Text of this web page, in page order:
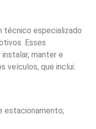
técnico especializado
Esses
manter e
veículos, que inclui:
estacionamento;